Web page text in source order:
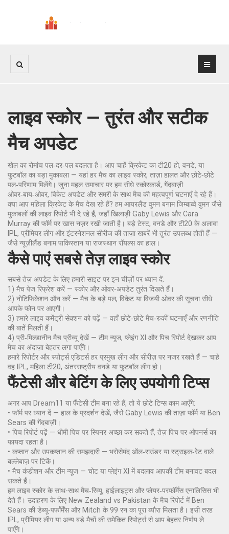
लाइव स्कोर — तुरंत और सटीक
मैच अपडेट
खेल का रोमांच पल‑दर‑पल बदलता है। आप चाहें क्रिकेट का टी20 हो, वनडे, या
फुटबॉल का बड़ा मुकाबला — यहां हर मैच का लाइव स्कोर, ताज़ा हालत और छोटे‑छोटे
पल‑परिणाम मिलेंगे। जुना महल समाचार पर हम सीधे स्कोरकार्ड, गेंदबाज़ी
ओवर‑बाय‑ओवर, विकेट अपडेट और समरी के साथ मैच की महत्वपूर्ण घटनाएँ दे रहे हैं।
क्या आप महिला क्रिकेट के मैच देख रहे हैं? हम आयरलैंड वुमन बनाम जिम्बाब्वे वुमन जैसे
मुकाबलों की लाइव रिपोर्ट भी दे रहे हैं, जहाँ खिलाड़ी Gaby Lewis और Cara
Murray की फॉर्म पर खास नज़र रखी जाती है। बड़े टेस्ट, वनडे और टी20 के अलावा
IPL, प्रीमियर लीग और इंटरनेशनल सीरीज की ताज़ा खबरें भी तुरंत उपलब्ध होती हैं —
जैसे न्यूज़ीलैंड बनाम पाकिस्तान या राजस्थान रॉयल्स का हाल।
कैसे पाएं सबसे तेज़ लाइव स्कोर
सबसे तेज़ अपडेट के लिए हमारी साइट पर इन चीज़ों पर ध्यान दें:
1) मैच पेज रिफ्रेश करें — स्कोर और ओवर‑अपडेट तुरंत दिखते हैं।
2) नोटिफिकेशन ऑन करें — मैच के बड़े पल, विकेट या विजयी ओवर की सूचना सीधे
आपके फोन पर आएगी।
3) हमारे लाइव कमेंट्री सेक्शन को पढ़ें — वहाँ छोटे‑छोटे मैच‑रुकीं घटनाएँ और रणनीति
की बातें मिलती हैं।
4) प्री‑मिल्डानीन मैच प्रीव्यू देखें — टीम न्यूज, प्लेइंग XI और पिच रिपोर्ट देखकर आप
मैच का अंदाज़ा बेहतर लगा पाएँगे।
हमारे रिपोर्टर और स्पोर्ट्स एडिटर्स हर प्रमुख लीग और सीरीज़ पर नजर रखते हैं — चाहे
वह IPL, महिला टी20, अंतरराष्ट्रीय वनडे या फुटबॉल लीग हो।
फैंटेसी और बेटिंग के लिए उपयोगी टिप्स
अगर आप Dream11 या फैंटेसी टीम बना रहे हैं, तो ये छोटे टिप्स काम आएँगे:
• फॉर्म पर ध्यान दें — हाल के प्रदर्शन देखें, जैसे Gaby Lewis की ताज़ा फॉर्म या Ben
Sears की गेंदबाज़ी।
• पिच रिपोर्ट पढ़ें — धीमी पिच पर स्पिनर अच्छा कर सकते हैं, तेज़ पिच पर ओपनर्स का
फायदा रहता है।
• कप्तान और उपकप्तान की समझदारी — भरोसेमंद ऑल‑राउंडर या स्ट्राइक‑रेट वाले
बल्लेबाज़ पर टिकें।
• मैच कंडीशन और टीम न्यूज — चोट या प्लेइंग XI में बदलाव आपकी टीम बनावट बदल
सकते हैं।
हम लाइव स्कोर के साथ-साथ मैच‑रिव्यू, हाईलाइट्स और प्लेयर‑परफॉर्मेंस एनालिसिस भी
देते हैं। उदाहरण के लिए New Zealand vs Pakistan के मैच रिपोर्ट में Ben
Sears की डेब्यू‑पर्फॉर्मेंस और Mitch के 99 रन का पूरा ब्यौरा मिलता है। इसी तरह
IPL, प्रीमियर लीग या अन्य बड़े मैचों की समेकित रिपोर्ट्स से आप बेहतर निर्णय ले
पाएँगे।